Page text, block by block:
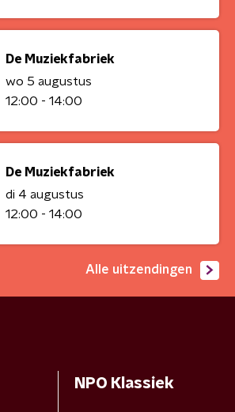
De Muziekfabriek
wo 5 augustus
12:00 - 14:00
De Muziekfabriek
di 4 augustus
12:00 - 14:00
Alle uitzendingen
NPO Klassiek